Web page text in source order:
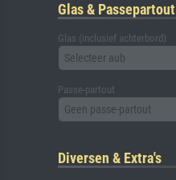
Glas & Passepartout
Glas (inclusief achterbord)
Selecteer aub
Passe-partout
Geen passe-partout
Diversen & Extra's